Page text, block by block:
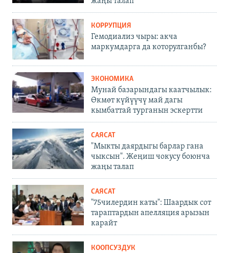
КОРРУПЦИЯ
Гемодиализ чыры: акча
маркумдарга да которулганбы?
ЭКОНОМИКА
Мунай базарындагы каатчылык:
Өкмөт күйүүчү май дагы
кымбаттай турганын эскертти
САЯСАТ
"Мыкты даярдыгы барлар гана
чыксын". Жеңиш чокусу боюнча
жаңы талап
САЯСАТ
"75чилердин каты": Шаардык сот
тараптардын апелляция арызын
карайт
КООПСУЗДУК